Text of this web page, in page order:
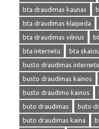
bta draudimas kaunas
bta draudimas klaipeda
bta draudimas vilnius
bta internetu
bta
busto draudimas internetu
busto draudimas kainos
busto draudimo kainos
buto draudimas
buto
buto draudimas kaina